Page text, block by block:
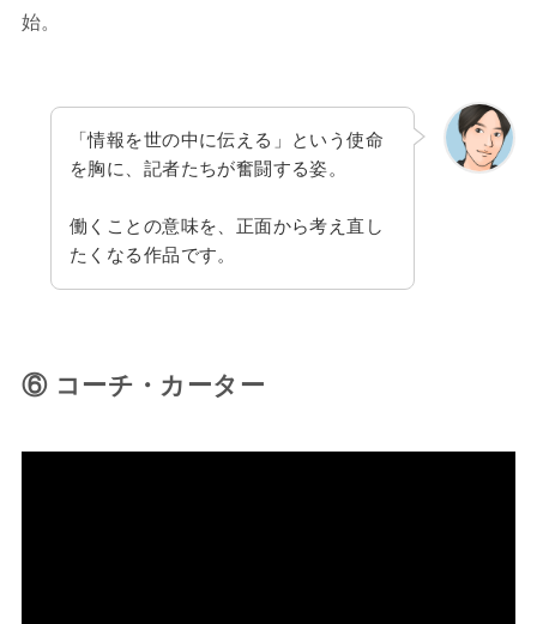
始。
「情報を世の中に伝える」という使命
を胸に、記者たちが奮闘する姿。
働くことの意味を、正面から考え直し
たくなる作品です。
⑥ コーチ・カーター